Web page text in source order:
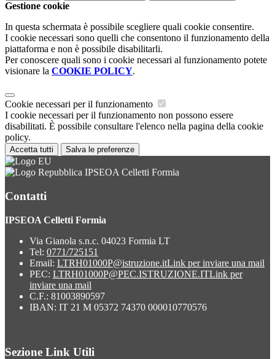
Gestione cookie
In questa schermata è possibile scegliere quali cookie consentire.
I cookie necessari sono quelli che consentono il funzionamento della
piattaforma e non è possibile disabilitarli.
Per conoscere quali sono i cookie necessari al funzionamento potete
visionare la COOKIE POLICY.
Cookie necessari per il funzionamento
I cookie necessari per il funzionamento non possono essere
disabilitati. È possibile consultare l'elenco nella pagina della cookie
policy.
Accetta tutti Salva le preferenze
IPSEOA Celletti Formia
Contatti
IPSEOA Celletti Formia
Via Gianola s.n.c. 04023 Formia LT
Tel: 0771/725151
Email: LTRH01000P@istruzione.itLink per inviare una mail
PEC: LTRH01000P@PEC.ISTRUZIONE.ITLink per
inviare una mail
C.F.: 81003890597
IBAN: IT 21 M 05372 74370 000010770576
Sezione Link Utili